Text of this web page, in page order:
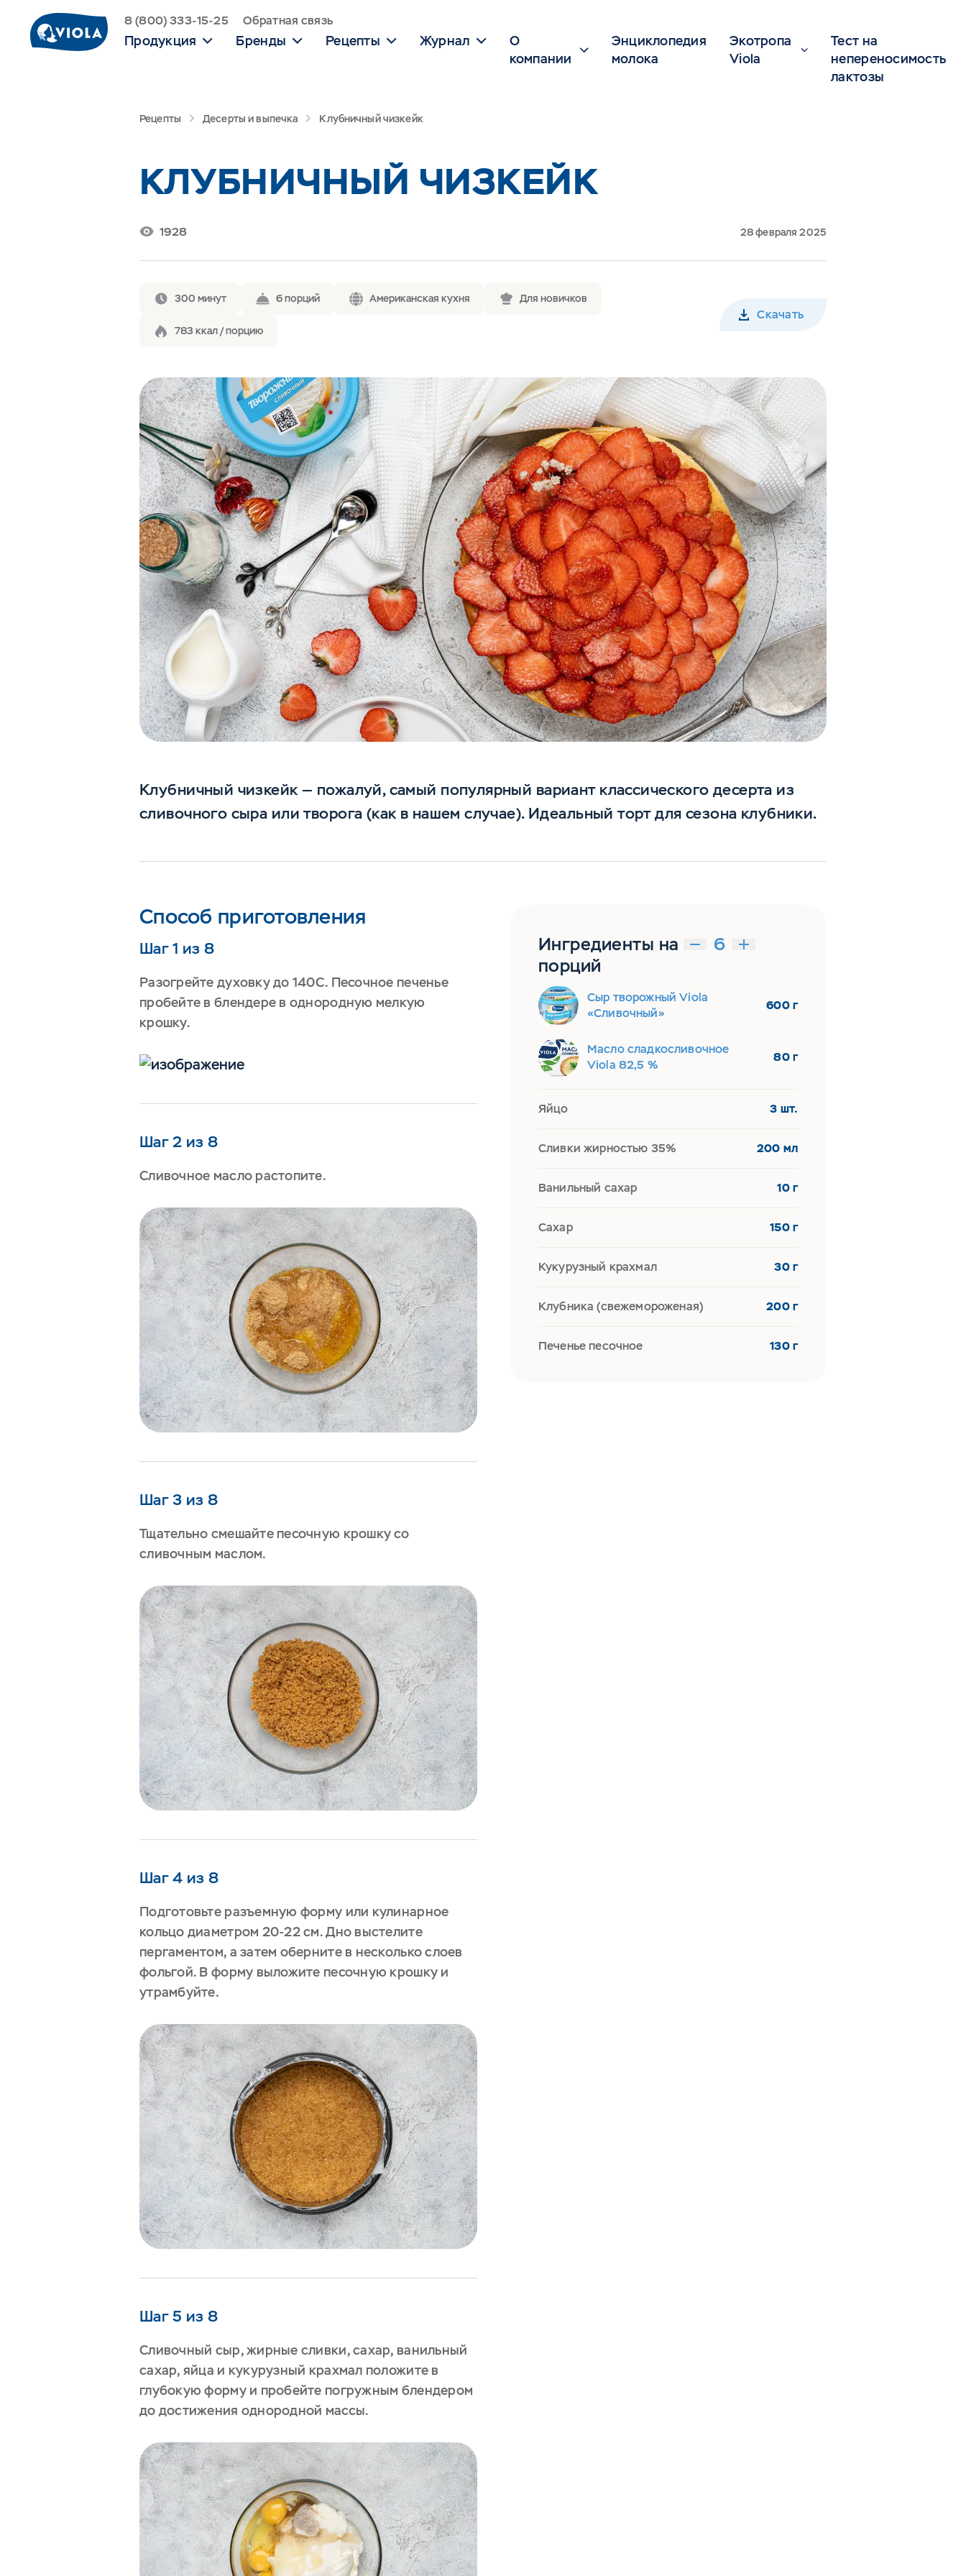
8 (800) 333-15-25 Обратная связь
Продукция Бренды Рецепты Журнал
О
компании
Энциклопедия
молока
Экотропа
Viola
Тест на
непереносимость
лактозы
Рецепты Десерты и выпечка Клубничный чизкейк
КЛУБНИЧНЫЙ ЧИЗКЕЙК
1928 28 февраля 2025
300 минут 6 порций Американская кухня Для новичков
783 ккал / порцию
Скачать
Клубничный чизкейк — пожалуй, самый популярный вариант классического десерта из
сливочного сыра или творога (как в нашем случае). Идеальный торт для сезона клубники.
Способ приготовления
Шаг 1 из 8
Разогрейте духовку до 140С. Песочное печенье
пробейте в блендере в однородную мелкую
крошку.
Шаг 2 из 8
Сливочное масло растопите.
Шаг 3 из 8
Тщательно смешайте песочную крошку со
сливочным маслом.
Шаг 4 из 8
Подготовьте разъемную форму или кулинарное
кольцо диаметром 20-22 см. Дно выстелите
пергаментом, а затем оберните в несколько слоев
фольгой. В форму выложите песочную крошку и
утрамбуйте.
Шаг 5 из 8
Сливочный сыр, жирные сливки, сахар, ванильный
сахар, яйца и кукурузный крахмал положите в
глубокую форму и пробейте погружным блендером
до достижения однородной массы.
Ингредиенты на
порций
Сыр творожный Viola
«Сливочный»
600 г
Масло сладкосливочное
Viola 82,5 %
80 г
Яйцо 3 шт.
Сливки жирностью 35% 200 мл
Ванильный сахар 10 г
Сахар 150 г
Кукурузный крахмал 30 г
Клубника (свежемороженая) 200 г
Печенье песочное 130 г